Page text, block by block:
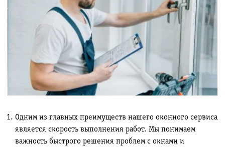
Одним из главных преимуществ нашего оконного сервиса
является скорость выполнения работ. Мы понимаем
важность быстрого решения проблем с окнами и